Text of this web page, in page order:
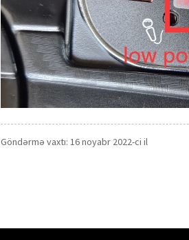
Göndərmə vaxtı: 16 noyabr 2022-ci il